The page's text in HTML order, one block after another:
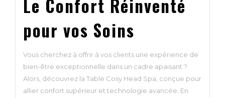
Le Confort Réinventé
pour vos Soins
Vous cherchez à offrir à vos clients une expérience de
bien-être exceptionnelle dans un cadre apaisant ?
Alors, découvrez la Table Cosy Head Spa, conçue pour
allier confort supérieur et technologie avancée. En